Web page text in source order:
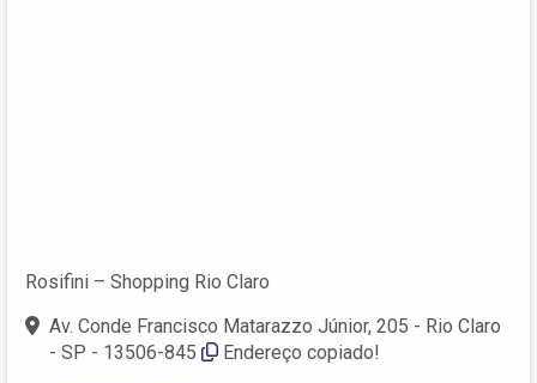
Rosifini – Shopping Rio Claro
Av. Conde Francisco Matarazzo Júnior, 205 - Rio Claro
- SP - 13506-845
Endereço copiado!